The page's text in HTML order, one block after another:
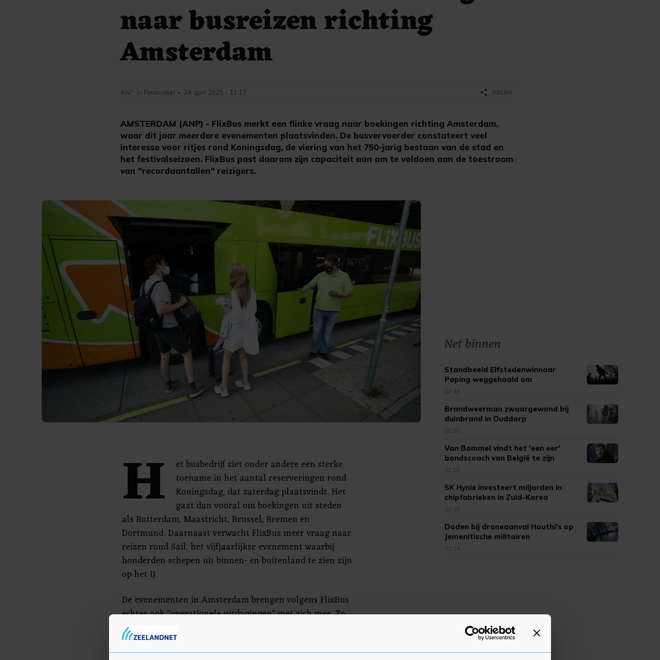
naar busreizen richting
Amsterdam
AMSTERDAM (ANP) - FlixBus merkt een flinke vraag naar boekingen richting Amsterdam,
waar dit jaar meerdere evenementen plaatsvinden. De busvervoerder constateert veel
interesse voor ritjes rond Koningsdag, de viering van het 750-jarig bestaan van de stad en
het festivalseizoen. FlixBus past daarom zijn capaciteit aan om te voldoen aan de toestroom
van "recordaantallen" reizigers.
ANP in Financieel • 24 april 2025 - 11:17 share DELEN
H
et busbedrijf ziet onder andere een sterke
toename in het aantal reserveringen rond
Koningsdag, dat zaterdag plaatsvindt. Het
gaat dan vooral om boekingen uit steden
als Rotterdam, Maastricht, Brussel, Bremen en
Dortmund. Daarnaast verwacht FlixBus meer vraag naar
reizen rond Sail, het vijfjaarlijkse evenement waarbij
honderden schepen uit binnen- en buitenland te zien zijn
op het IJ.
De evenementen in Amsterdam brengen volgens FlixBus
echter ook "operationele uitdagingen" met zich mee. Zo
vindt op 21 juni een festival op de Ring A10 plaats in het
kader van het 750-jarig bestaan van Amsterdam.
Daardoor wordt de ringweg rond de stad gedeeltelijk
Net binnen
Standbeeld Elfstedenwinnaar
Paping weggehaald om
beschadigingen
12:49
Brandweerman zwaargewond bij
duinbrand in Ouddorp
12:30
Van Bommel vindt het 'een eer'
bondscoach van België te zijn
12:25
SK Hynix investeert miljarden in
chipfabrieken in Zuid-Korea
12:15
Doden bij droneaanval Houthi's op
Jemenitische militairen
12:14